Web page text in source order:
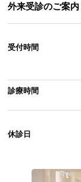
外来受診のご案内
受付時間
診療時間
休診日